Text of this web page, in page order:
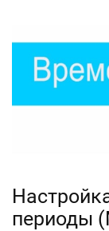
периоды